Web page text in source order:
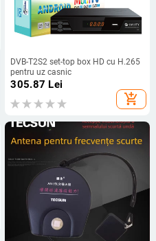
DVB-T2S2 set-top box HD cu H.265
pentru uz casnic
305.87 Lei
add_shopping_cart